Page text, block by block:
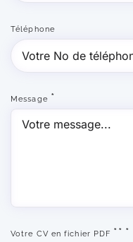
Téléphone
Message *
Votre CV en fichier PDF ** *